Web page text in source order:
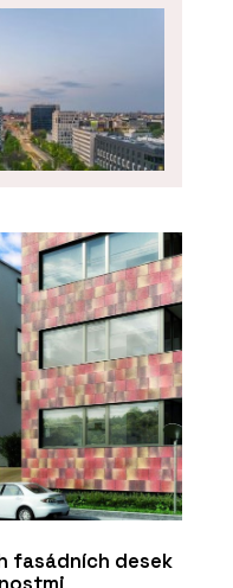
MB-104
fasádních desek